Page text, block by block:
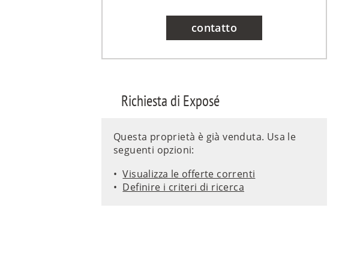
contatto
Richiesta di Exposé
Questa proprietà è già venduta. Usa le
seguenti opzioni:
Visualizza le offerte correnti
Definire i criteri di ricerca